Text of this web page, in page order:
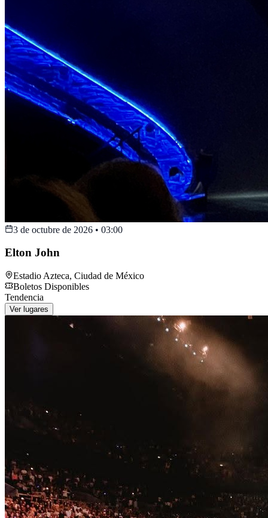
3 de octubre de 2026 • 03:00
Elton John
Estadio Azteca, Ciudad de México
Boletos Disponibles
Tendencia
Ver lugares